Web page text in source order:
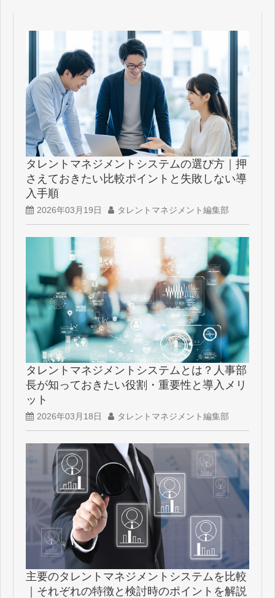
タレントマネジメントシステムの選び方｜押
さえておきたい比較ポイントと失敗しない導
入手順
2026年03月19日 タレントマネジメント編集部
タレントマネジメントシステムとは？人事部
長が知っておきたい役割・重要性と導入メリ
ット
2026年03月18日 タレントマネジメント編集部
主要のタレントマネジメントシステムを比較
｜それぞれの特徴と検討時のポイントを解説